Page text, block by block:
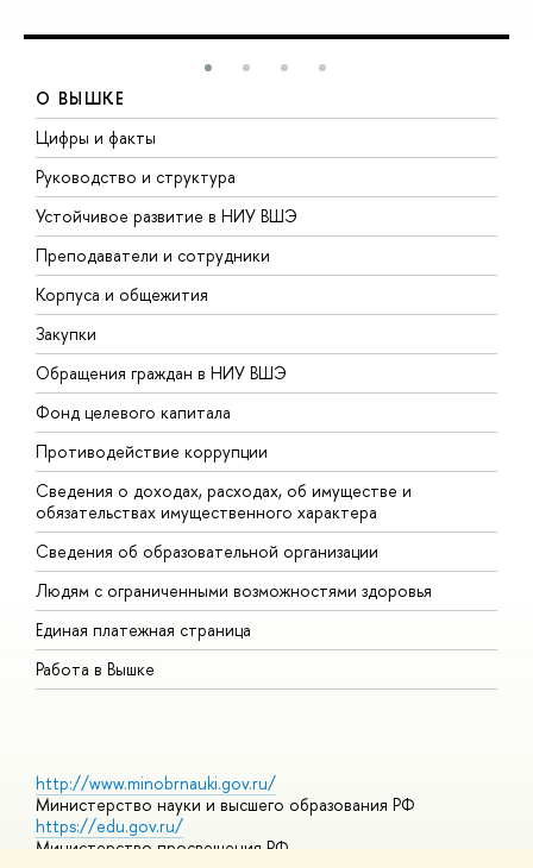
О ВЫШКЕ
Цифры и факты
Руководство и структура
Устойчивое развитие в НИУ ВШЭ
Преподаватели и сотрудники
Корпуса и общежития
Закупки
Обращения граждан в НИУ ВШЭ
Фонд целевого капитала
Противодействие коррупции
Сведения о доходах, расходах, об имуществе и
обязательствах имущественного характера
Сведения об образовательной организации
Людям с ограниченными возможностями здоровья
Единая платежная страница
Работа в Вышке
http://www.minobrnauki.gov.ru/
Министерство науки и высшего образования РФ
https://edu.gov.ru/
Министерство просвещения РФ